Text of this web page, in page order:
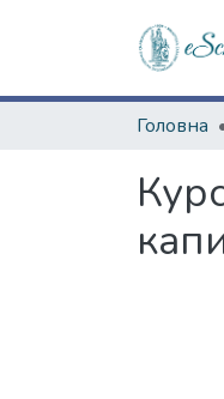
Головна